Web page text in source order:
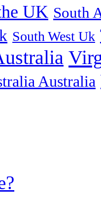
UK South
South West Uk
Australia